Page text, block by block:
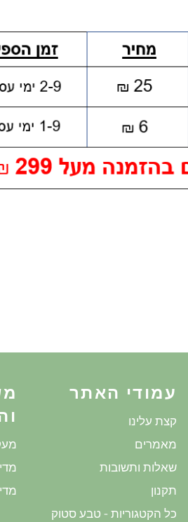
עמודי האתר
קצת עלינו
מאמרים
שאלות ותשובות
תקנון
כל הקטגוריות - טבע סטוק